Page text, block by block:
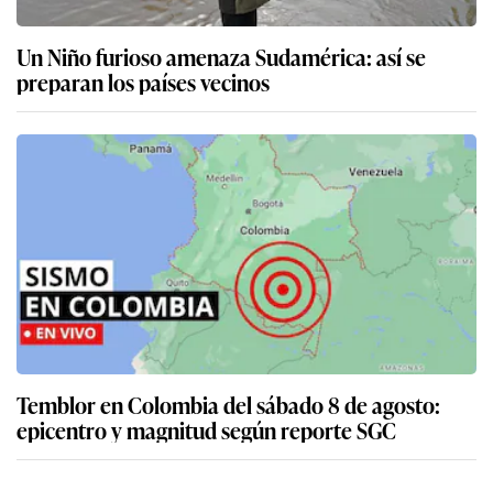
Un Niño furioso amenaza Sudamérica: así se
preparan los países vecinos
Temblor en Colombia del sábado 8 de agosto:
epicentro y magnitud según reporte SGC